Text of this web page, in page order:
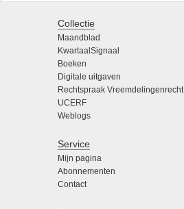
Collectie
Maandblad
KwartaalSignaal
Boeken
Digitale uitgaven
Rechtspraak Vreemdelingenrecht
UCERF
Weblogs
Service
Mijn pagina
Abonnementen
Contact